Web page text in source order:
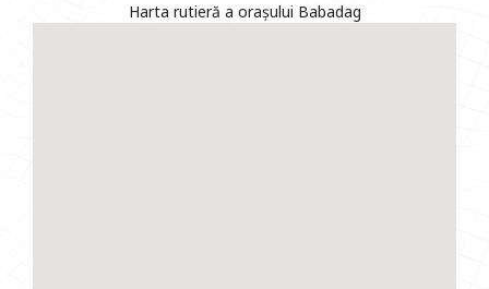
Harta rutieră a orașului Babadag